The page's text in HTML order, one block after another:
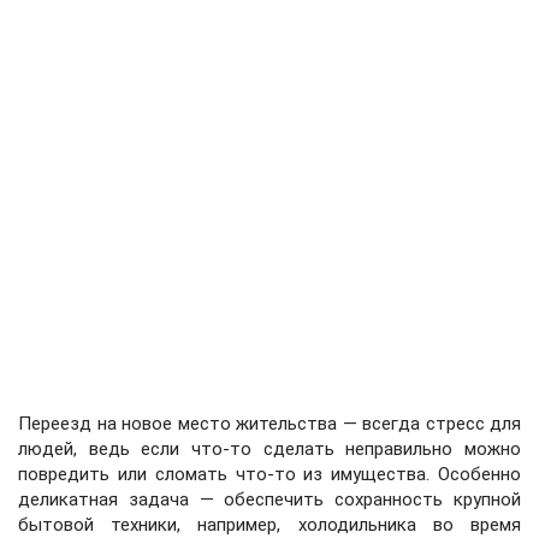
Переезд на новое место жительства — всегда стресс для
людей, ведь если что-то сделать неправильно можно
повредить или сломать что-то из имущества. Особенно
деликатная задача — обеспечить сохранность крупной
бытовой техники, например, холодильника во время